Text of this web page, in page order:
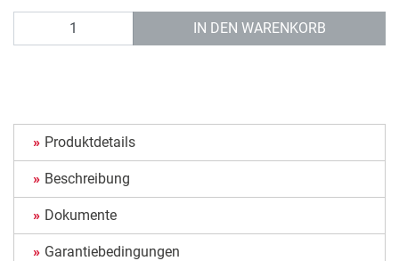
IN DEN WARENKORB
Produktdetails
Beschreibung
Dokumente
Garantiebedingungen